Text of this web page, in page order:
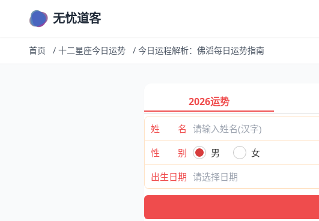
无忧道客
首页 / 十二星座今日运势 / 今日运程解析：佛滔每日运势指南
2026运势
姓 名
性 别
男
女
出生日期